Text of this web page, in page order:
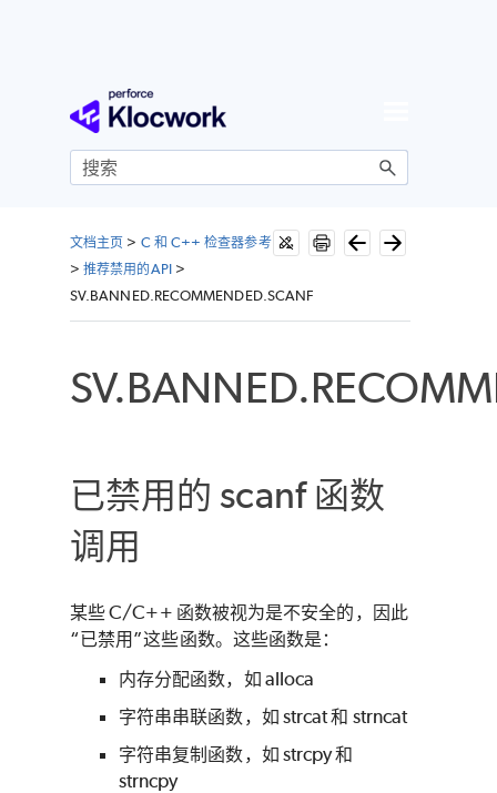
跳到主内容
文档主页 > C 和 C++ 检查器参考
>推荐禁用的API>
SV.BANNED.RECOMMENDED.SCANF
已禁用的 scanf 函数
调用
某些 C/C++ 函数被视为是不安全的，因此
“已禁用”这些函数。这些函数是：
内存分配函数，如 alloca
字符串串联函数，如 strcat 和 strncat
字符串复制函数，如 strcpy 和
strncpy